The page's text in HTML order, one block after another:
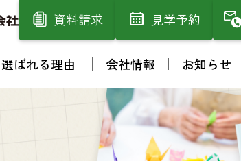
資料請求 見学予約
選ばれる理由 会社情報 お知らせ